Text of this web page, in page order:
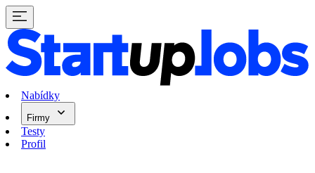
Nabídky
Firmy
Testy
Profil